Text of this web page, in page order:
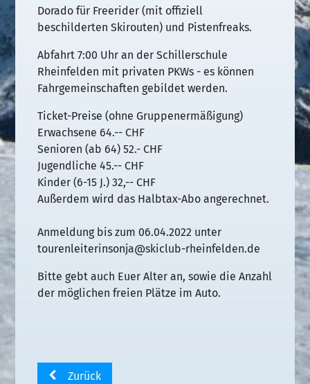
Dorado für Freerider (mit offiziell
beschilderten Skirouten) und Pistenfreaks.
Abfahrt 7:00 Uhr an der Schillerschule
Rheinfelden mit privaten PKWs - es können
Fahrgemeinschaften gebildet werden.
Ticket-Preise (ohne Gruppenermäßigung)
Erwachsene 64.-- CHF
Senioren (ab 64) 52.- CHF
Jugendliche 45.-- CHF
Kinder (6-15 J.) 32,-- CHF
Außerdem wird das Halbtax-Abo angerechnet.
Anmeldung bis zum 06.04.2022 unter
tourenleiterinsonja@skiclub-rheinfelden.de
Bitte gebt auch Euer Alter an, sowie die Anzahl
der möglichen freien Plätze im Auto.
Zurück